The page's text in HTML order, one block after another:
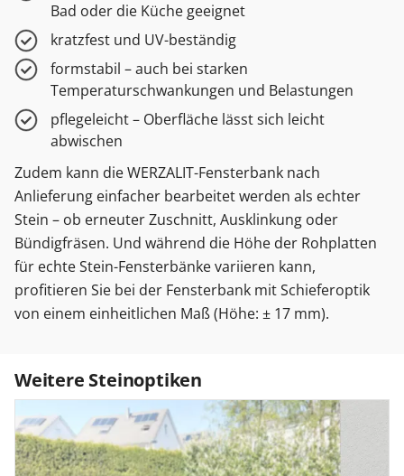
Bad oder die Küche geeignet
kratzfest und UV-beständig
formstabil – auch bei starken
Temperaturschwankungen und Belastungen
pflegeleicht – Oberfläche lässt sich leicht
abwischen
Zudem kann die WERZALIT-Fensterbank nach
Anlieferung einfacher bearbeitet werden als echter
Stein – ob erneuter Zuschnitt, Ausklinkung oder
Bündigfräsen. Und während die Höhe der Rohplatten
für echte Stein-Fensterbänke variieren kann,
profitieren Sie bei der Fensterbank mit Schieferoptik
von einem einheitlichen Maß (Höhe: ± 17 mm).
Weitere Steinoptiken